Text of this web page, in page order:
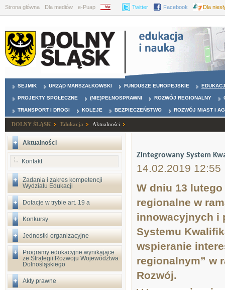
Strona główna Dla mediów e-Puap BIP Twitter Facebook Dla
SEJMIK URZĄD MARSZAŁKOWSKI FUNDUSZE EUROPEJSKIE
PROJEKTY SPOŁECZNE (NIE)PEŁNOSPRAWNI ROZWÓJ REGIONALNY
TRANSPORT I DROGI KOLEJE BEZPIECZEŃSTWO ROZWÓJ MIAST I
DOLNY ŚLĄSK Edukacja Aktualności
Aktualności
Kontakt
Zadania i zakres kompetencji
Wydziału Edukacji
Dotacje w trybie art. 19 a
Konkursy
Jednostki organizacyjne
Programy edukacyjne wynikające
ze Strategii Rozwoju Województwa
Dolnośląskiego
Akty prawne
Zintegrowany System
14.02.2019 12:55
W dniu 13 lutego
regionalne w
innowacyjnych i
Systemu
wspieranie
regionalnym” w
Rozwój.